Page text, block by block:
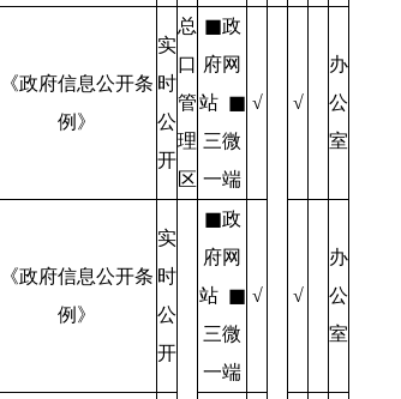
《政府信息公开条
例》
实
时
公
开
总
口
管
理
区
■政
府网
站 ■
三微
一端
√ √
办
公
室
《政府信息公开条
例》
实
时
公
开
■政
府网
站 ■
三微
一端
√ √
办
公
室